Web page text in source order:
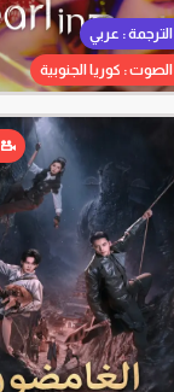
الترجمة : عربي
الصوت : كوريا الجنوبية